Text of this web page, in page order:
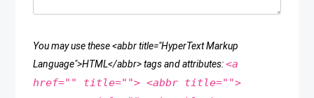
You may use these <abbr title="HyperText Markup
Language">HTML</abbr> tags and attributes:<a
href="" title=""> <abbr title="">